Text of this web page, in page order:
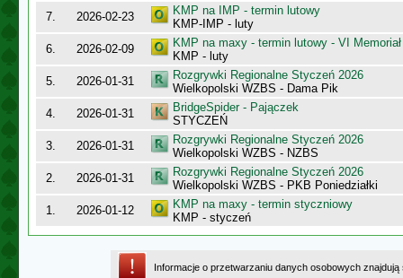
7.
2026-02-23
KMP na IMP - termin lutowy
KMP-IMP - luty
6.
2026-02-09
KMP na maxy - termin lutowy - VI
KMP - luty
5.
2026-01-31
Rozgrywki Regionalne Styczeń 2026
Wielkopolski WZBS - Dama Pik
4.
2026-01-31
BridgeSpider - Pajączek
STYCZEŃ
3.
2026-01-31
Rozgrywki Regionalne Styczeń 2026
Wielkopolski WZBS - NZBS
2.
2026-01-31
Rozgrywki Regionalne Styczeń 2026
Wielkopolski WZBS - PKB Poniedziałki
1.
2026-01-12
KMP na maxy - termin styczniowy
KMP - styczeń
Informacje o przetwarzaniu danych osobowych